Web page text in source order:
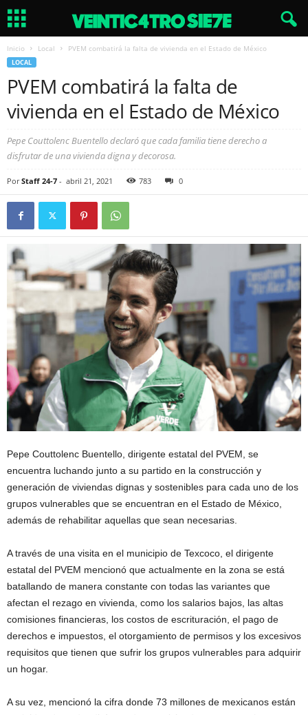
Inicio Local PVEM combatirá la falta de vivienda en el Estado de México
LOCAL
PVEM combatirá la falta de
vivienda en el Estado de México
Pepe Couttolenc Buentello declaró que cada familia tiene derecho a
disfrutar de una vivienda digna y decorosa.
Por Staff 24-7 - abril 21, 2021 783 0
Pepe Couttolenc Buentello, dirigente estatal del PVEM, se
encuentra luchando junto a su partido en la construcción y
generación de viviendas dignas y sostenibles para cada uno de los
grupos vulnerables que se encuentran en el Estado de México,
además de rehabilitar aquellas que sean necesarias.
A través de una visita en el municipio de Texcoco, el dirigente
estatal del PVEM mencionó que actualmente en la zona se está
batallando de manera constante con todas las variantes que
afectan el rezago en vivienda, como los salarios bajos, las altas
comisiones financieras, los costos de escrituración, el pago de
derechos e impuestos, el otorgamiento de permisos y los excesivos
requisitos que tienen que sufrir los grupos vulnerables para adquirir
un hogar.
A su vez, mencionó la cifra donde 73 millones de mexicanos están